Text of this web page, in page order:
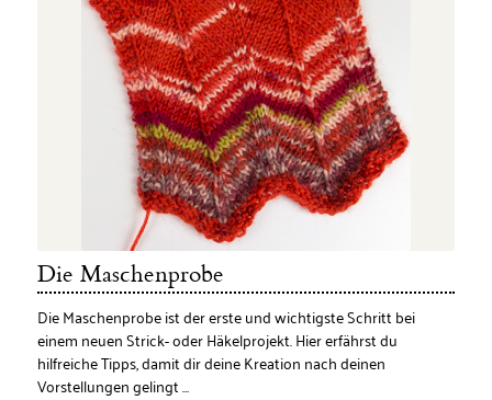
Die Maschenprobe
Die Maschenprobe ist der erste und wichtigste Schritt bei
einem neuen Strick- oder Häkelprojekt. Hier erfährst du
hilfreiche Tipps, damit dir deine Kreation nach deinen
Vorstellungen gelingt …